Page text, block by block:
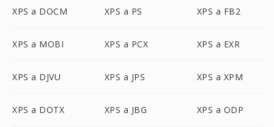
XPS a DOCM XPS a PS XPS a FB2
XPS a MOBI XPS a PCX XPS a EXR
XPS a DJVU XPS a JPS XPS a XPM
XPS a DOTX XPS a JBG XPS a ODP